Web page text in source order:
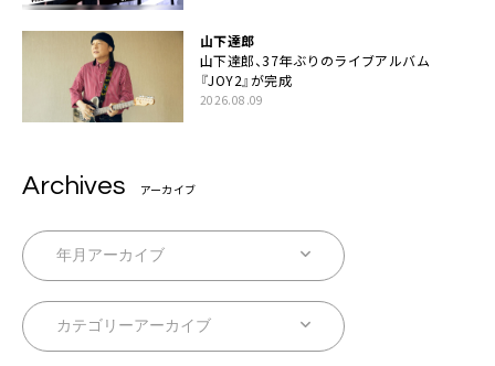
山下達郎
山下達郎、37年ぶりのライブアルバム
『JOY2』が完成
2026.08.09
Archives アーカイブ